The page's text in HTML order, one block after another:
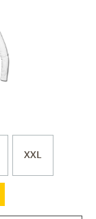
XXL